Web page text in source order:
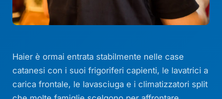
Haier è ormai entrata stabilmente nelle case
catanesi con i suoi frigoriferi capienti, le lavatrici a
carica frontale, le lavasciuga e i climatizzatori split